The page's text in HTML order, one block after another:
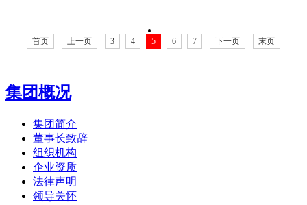
首页 上一页 3 4 5 6 7 下一页 末页
集团概况
集团简介
董事长致辞
组织机构
企业资质
法律声明
领导关怀